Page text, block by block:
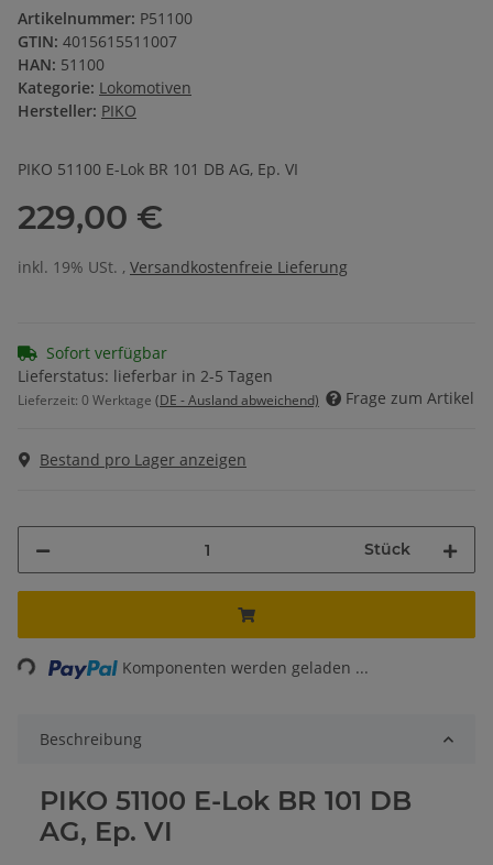
Artikelnummer: P51100
GTIN: 4015615511007
HAN: 51100
Kategorie: Lokomotiven
Hersteller: PIKO
PIKO 51100 E-Lok BR 101 DB AG, Ep. VI
229,00 €
inkl. 19% USt. , Versandkostenfreie Lieferung
Sofort verfügbar
Lieferstatus: lieferbar in 2-5 Tagen
Lieferzeit: 0 Werktage (DE - Ausland abweichend) Frage zum Artikel
Bestand pro Lager anzeigen
Stück
Loading... Komponenten werden geladen ...
Beschreibung
PIKO 51100 E-Lok BR 101 DB
AG, Ep. VI